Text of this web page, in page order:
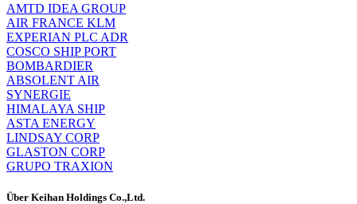
AMTD IDEA GROUP
AIR FRANCE KLM
EXPERIAN PLC ADR
COSCO SHIP PORT
BOMBARDIER
ABSOLENT AIR
SYNERGIE
HIMALAYA SHIP
ASTA ENERGY
LINDSAY CORP
GLASTON CORP
GRUPO TRAXION
Über Keihan Holdings Co.,Ltd.